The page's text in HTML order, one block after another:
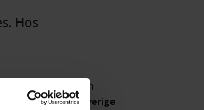
Hos
evenemang och
inomUpptäck Sverige